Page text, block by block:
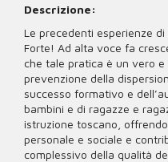
Descrizione:
Le precedenti esperienze
Forte! Ad alta voce fa
che tale pratica è un vero
prevenzione della
successo formativo e
bambini e di ragazze e
istruzione toscano,
personale e sociale e
complessivo della qualità